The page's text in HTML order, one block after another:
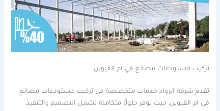
تركيب مستودعات مصانع في ام القيوين
تقدم شركة الرواد خدمات متخصصة في تركيب مستودعات مصانع
في ام القيوين، حيث توفر حلولًا متكاملة تشمل التصميم والتنفيذ